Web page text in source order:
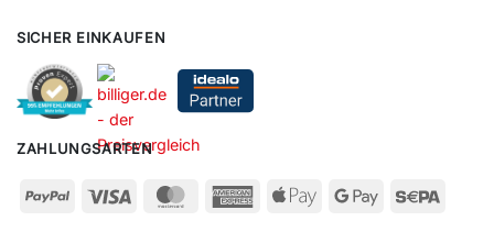
SICHER EINKAUFEN
ZAHLUNGSARTEN